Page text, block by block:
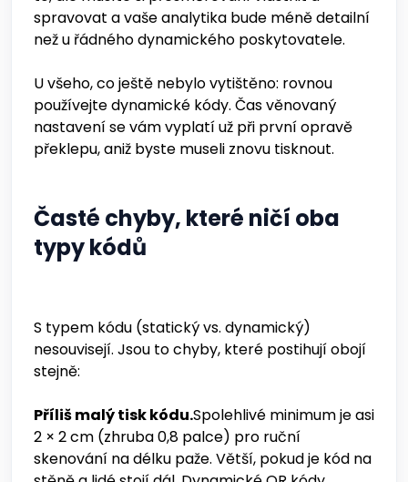
spravovat a vaše analytika bude méně detailní
než u řádného dynamického poskytovatele.
U všeho, co ještě nebylo vytištěno: rovnou
používejte dynamické kódy. Čas věnovaný
nastavení se vám vyplatí už při první opravě
překlepu, aniž byste museli znovu tisknout.
Časté chyby, které ničí oba
typy kódů
S typem kódu (statický vs. dynamický)
nesouvisejí. Jsou to chyby, které postihují obojí
stejně:
Příliš malý tisk kódu.Spolehlivé minimum je asi
2 × 2 cm (zhruba 0,8 palce) pro ruční
skenování na délku paže. Větší, pokud je kód na